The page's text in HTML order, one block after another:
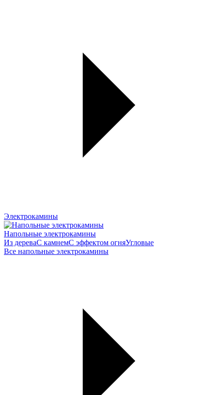
Электрокамины
Напольные электрокамины
Из дереваС камнемС эффектом огняУгловые
Все напольные электрокамины